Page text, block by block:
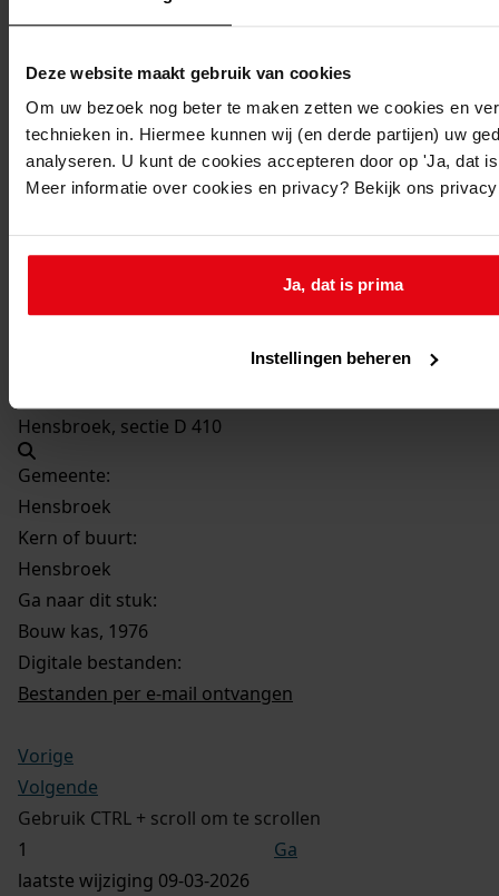
Deze website maakt gebruik van cookies
Om uw bezoek nog beter te maken zetten we cookies en
technieken in. Hiermee kunnen wij (en derde partijen) uw
analyseren. U kunt de cookies accepteren door op 'Ja, dat
Meer informatie over cookies en privacy? Bekijk ons
Ja, dat is prima
Instellingen beheren
Datum vergunning:
17-09-1976
Adres:
Nieuw adres:
Hensbroek, Kerkweg. 11
Hensbroek, sectie D 410
Gemeente:
Hensbroek
Kern of buurt:
Hensbroek
Ga naar dit stuk:
Bouw kas, 1976
Digitale bestanden:
Bestanden per e-mail ontvangen
Vorige
Volgende
Gebruik CTRL + scroll om te scrollen
Ga
laatste wijziging 09-03-2026